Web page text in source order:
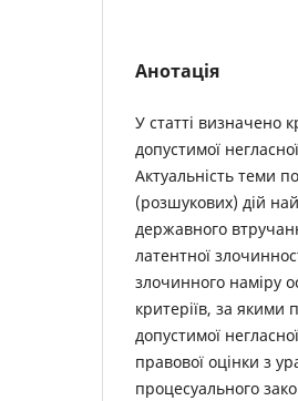
Анотація
У статті визначено
допустимої
Актуальність теми
(розшукових) дій
державного
латентної
злочинного наміру
критеріїв, за якими
допустимої
правової оцінки з
процесуального